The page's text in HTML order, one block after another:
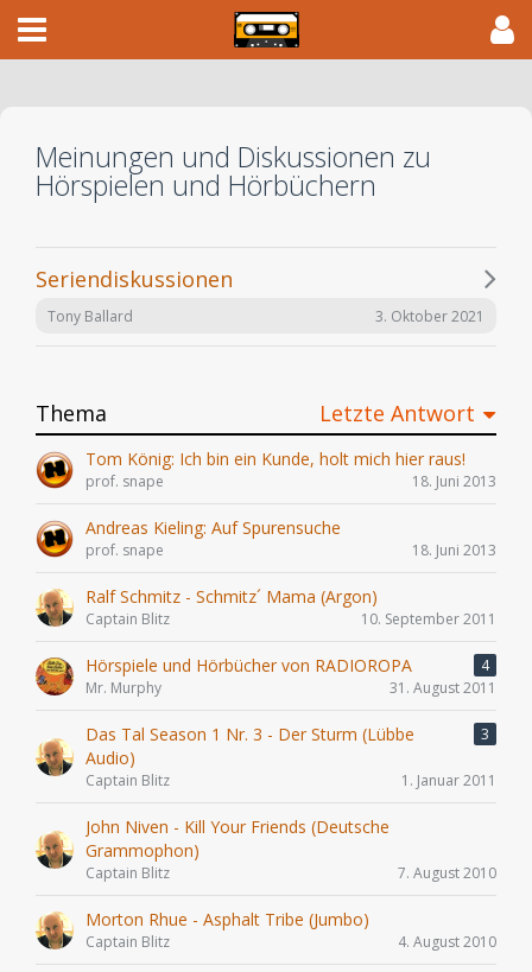
Meinungen und Diskussionen zu
Hörspielen und Hörbüchern
Seriendiskussionen
Tony Ballard 3. Oktober 2021
Thema Letzte Antwort
Tom König: Ich bin ein Kunde, holt mich hier raus!
prof. snape 18. Juni 2013
Andreas Kieling: Auf Spurensuche
prof. snape 18. Juni 2013
Ralf Schmitz - Schmitz´ Mama (Argon)
Captain Blitz 10. September 2011
Hörspiele und Hörbücher von RADIOROPA
4
Mr. Murphy
31. August 2011
Das Tal Season 1 Nr. 3 - Der Sturm (Lübbe
Audio)
3
Captain Blitz 1. Januar 2011
John Niven - Kill Your Friends (Deutsche
Grammophon)
Captain Blitz 7. August 2010
Morton Rhue - Asphalt Tribe (Jumbo)
Captain Blitz 4. August 2010